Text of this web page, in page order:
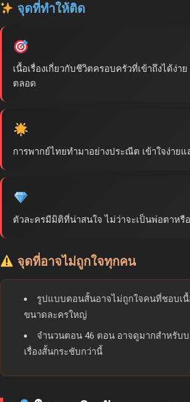
จุดที่ทำให้ติด
เนื้อเรื่องเกี่ยวกับชีวิตครอบครัวที่เข้าถึงได้ง่า
ตลอด
การพากย์ไทยทำมาอย่างประณีต เข้าใจง่ายแ
ตัวละครมีมิติที่น่าสนใจ ไม่ว่าจะเป็นพ่อตาหรื
จุดที่อาจไม่ถูกใจทุกคน
รูปแบบตอนสั้นอาจไม่ถูกใจคนที่ชอบเนื้
ขนาดละครใหญ่
จำนวนตอน 46 ตอน อาจดูมากสำหรับ
เรื่องสั้นกระชับกว่านี้